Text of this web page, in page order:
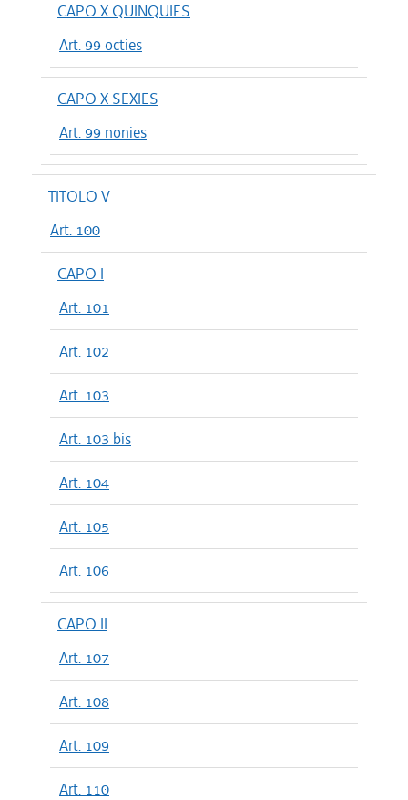
CAPO X QUINQUIES
Art. 99 octies
CAPO X SEXIES
Art. 99 nonies
TITOLO V
Art. 100
CAPO I
Art. 101
Art. 102
Art. 103
Art. 103 bis
Art. 104
Art. 105
Art. 106
CAPO II
Art. 107
Art. 108
Art. 109
Art. 110